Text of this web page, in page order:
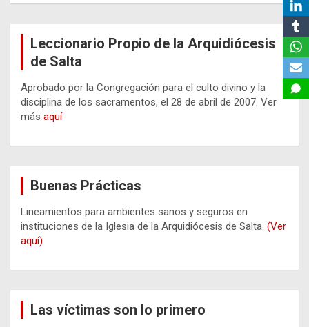
Leccionario Propio de la Arquidiócesis
de Salta
Aprobado por la Congregación para el culto divino y la
disciplina de los sacramentos, el 28 de abril de 2007. Ver
más aquí
Buenas Prácticas
Lineamientos para ambientes sanos y seguros en
instituciones de la Iglesia de la Arquidiócesis de Salta. (Ver
aquí)
Las víctimas son lo primero